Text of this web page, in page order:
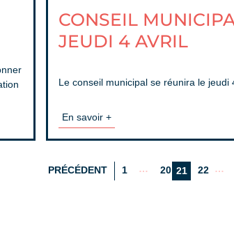
CONSEIL
JEUDI 4 AVRIL
Le conseil municipal se réunira le jeudi
En savoir +
PRÉCÉDENT 1 … 20 21 22 …